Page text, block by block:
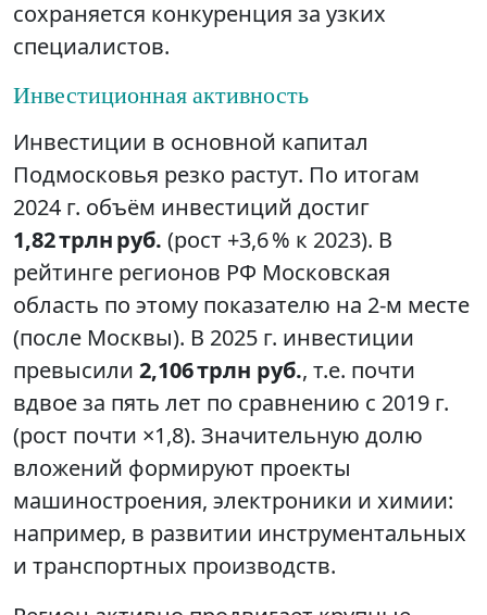
сохраняется конкуренция за узких
специалистов.
Инвестиционная активность
Инвестиции в основной капитал
Подмосковья резко растут. По итогам
2024 г. объём инвестиций достиг
1,82 трлн руб. (рост +3,6 % к 2023). В
рейтинге регионов РФ Московская
область по этому показателю на 2-м месте
(после Москвы). В 2025 г. инвестиции
превысили 2,106 трлн руб., т.е. почти
вдвое за пять лет по сравнению с 2019 г.
(рост почти ×1,8). Значительную долю
вложений формируют проекты
машиностроения, электроники и химии:
например, в развитии инструментальных
и транспортных производств.